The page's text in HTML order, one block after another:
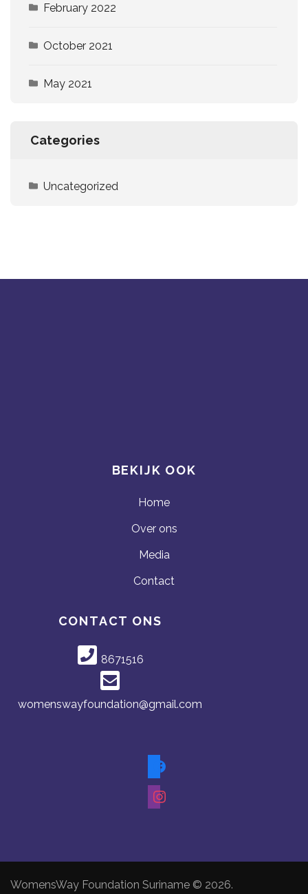
February 2022
October 2021
May 2021
Categories
Uncategorized
BEKIJK OOK
Home
Over ons
Media
Contact
CONTACT ONS
8671516
womenswayfoundation@gmail.com
WomensWay Foundation Suriname © 2026.